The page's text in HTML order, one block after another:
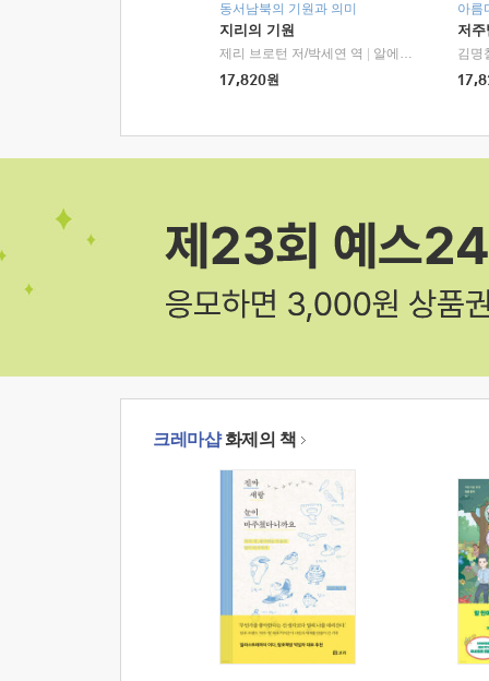
동서남북의 기원과 의미
지리의 기원
제리 브로턴 저/박세연 역
알에이치코리아(RHK)
17,820원
아름
저
김명
크레마샵화제의 책